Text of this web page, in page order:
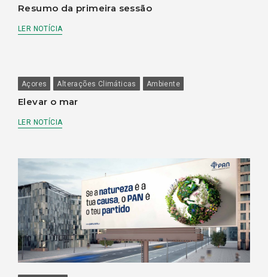
Resumo da primeira sessão
LER NOTÍCIA
Açores Alterações Climáticas Ambiente
Elevar o mar
LER NOTÍCIA